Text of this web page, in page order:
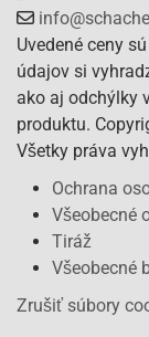
Uvedené ceny
údajov si
ako aj odchýlky
produktu.
Všetky práva
Ochrana
Všeobecné
Tiráž
Všeobecné
Zrušiť súbory